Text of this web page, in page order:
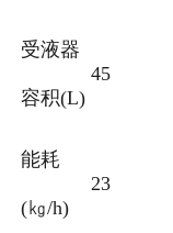
受液器
容积(L)
45
能耗
(㎏/h)
23